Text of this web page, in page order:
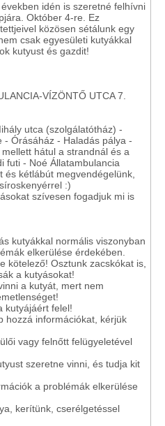
idén is szeretné felhívni
Október 4-re. Ez
közösen sétálunk egy
csak egyesületi kutyákkal
kutyust és gazdit!
VÍZÖNTŐ UTCA 7.
utca (szolgálatótház) -
- Órásáház - Haladás pálya -
hátul a strandnál és a
futi - Noé Állatambulancia
kétlábút megvendégelünk,
:)
szívesen fogadjuk mi is
kutyákkal normális viszonyban
elkerülése érdekében.
kötelező! Osztunk zacskókat is,
a kutyásokat!
a kutyát, mert nem
kutyájáért felel!
hozzá információkat, kérjük
vagy felnőtt felügyeletével
szeretne vinni, és tudja kit
a problémák elkerülése
kerítünk, cserélgetéssel